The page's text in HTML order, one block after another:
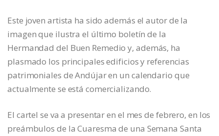
Este joven artista ha sido además el autor de la
imagen que ilustra el último boletín de la
Hermandad del Buen Remedio y, además, ha
plasmado los principales edificios y referencias
patrimoniales de Andújar en un calendario que
actualmente se está comercializando.
El cartel se va a presentar en el mes de febrero, en los
preámbulos de la Cuaresma de una Semana Santa